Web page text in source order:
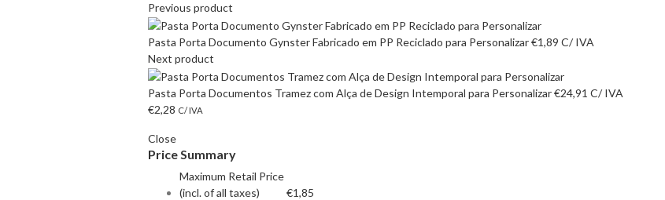
Previous product
Pasta Porta Documento Gynster Fabricado em PP Reciclado para Personalizar€1,89 C/ IVA
Next product
Pasta Porta Documentos Tramez com Alça de Design Intemporal para Personalizar€24,91 C/ IVA
€2,28 C/ IVA
Close
Price Summary
Maximum Retail Price
(incl. of all taxes)
€1,85